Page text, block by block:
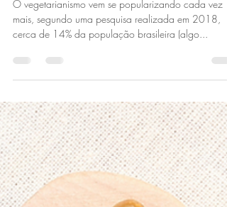
dietas vegetarianas
O vegetarianismo vem se popularizando cada vez
cerca de 14% da população brasileira (algo...